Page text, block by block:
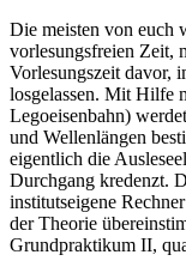
Die meisten von euch
vorlesungsfreien Zeit,
Vorlesungszeit davor,
losgelassen. Mit Hilfe
Legoeisenbahn)
und Wellenlängen
eigentlich die
Durchgang kredenzt.
institutseigene
der Theorie
Grundpraktikum II,